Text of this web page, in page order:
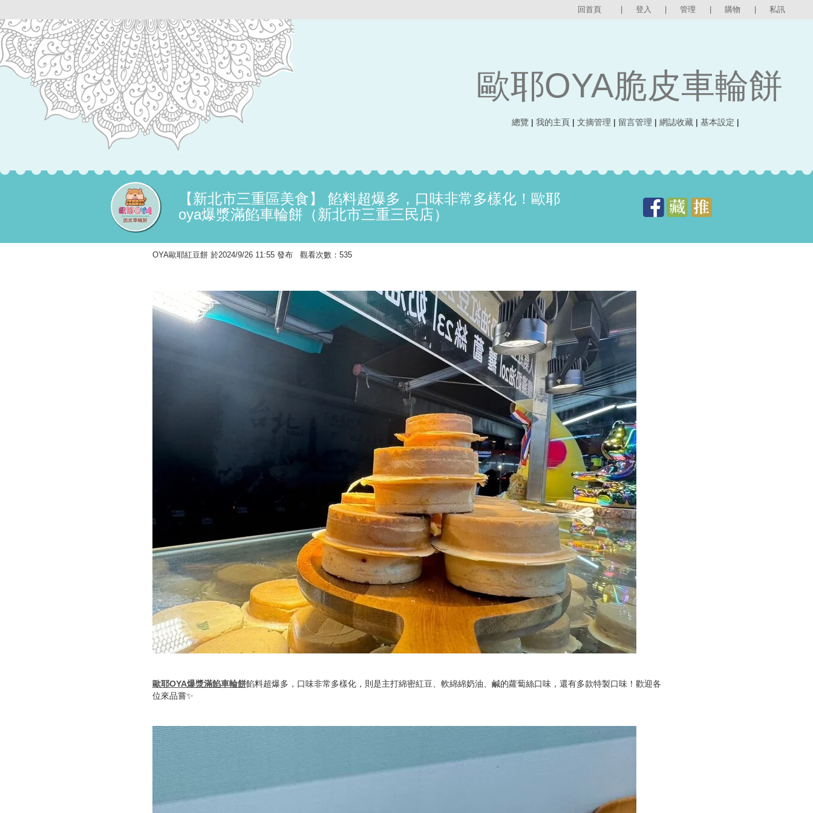
回首頁 登入 管理 購物 私訊
歐耶OYA脆皮車輪餅
總覽 | 我的主頁 | 文摘管理 | 留言管理 | 網誌收藏 | 基本設定 |
【新北市三重區美食】 餡料超爆多，口味非常多樣化！歐耶
oya爆漿滿餡車輪餅（新北市三重三民店）
OYA歐耶紅豆餅 於2024/9/26 11:55 發布 觀看次數：535
歐耶OYA爆漿滿餡車輪餅餡料超爆多，口味非常多樣化，則是主打綿密紅豆、軟綿綿奶油、鹹的蘿蔔絲口味，還有多款特製口味！歡迎各
位來品嘗✨